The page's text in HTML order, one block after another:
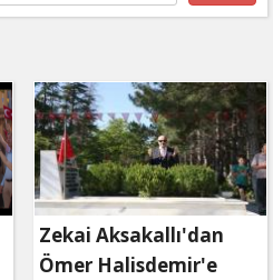
Zekai Aksakallı'dan
Ömer Halisdemir'e